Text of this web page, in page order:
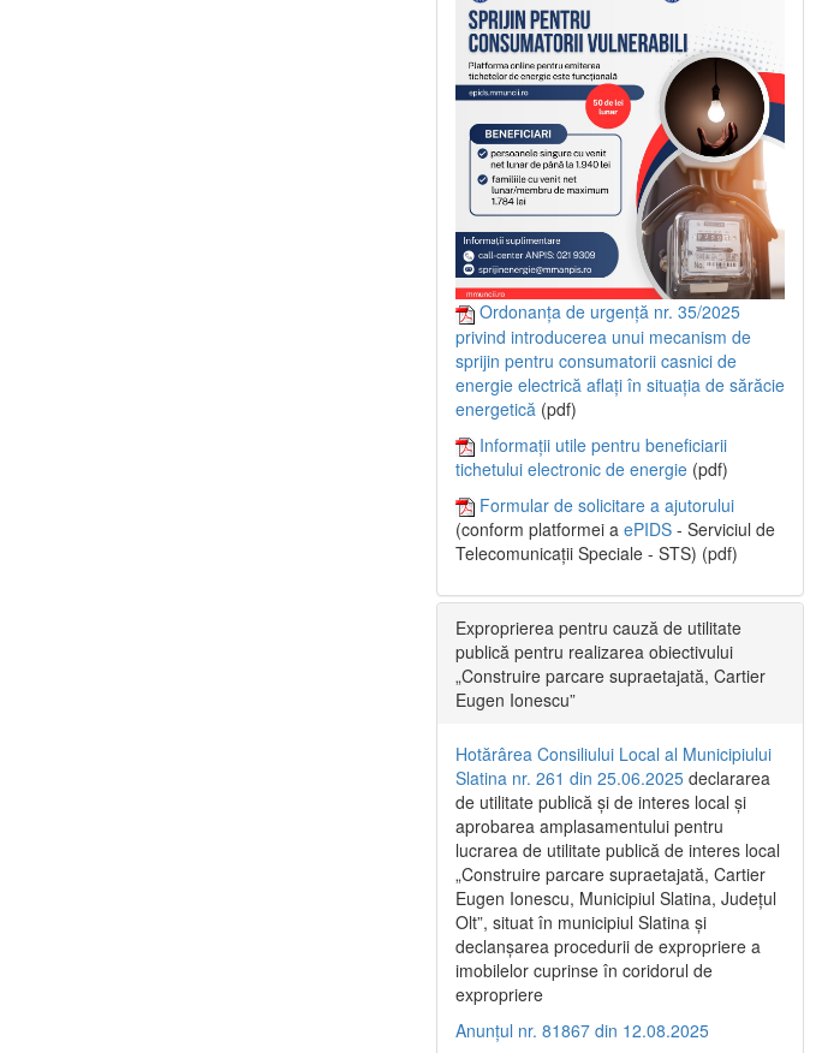
Ordonanța de urgență nr. 35/2025
privind introducerea unui mecanism de
sprijin pentru consumatorii casnici de
energie electrică aflați în situația de sărăcie
energetică (pdf)
Informații utile pentru beneficiarii
tichetului electronic de energie (pdf)
Formular de solicitare a ajutorului
(conform platformei a ePIDS - Serviciul de
Telecomunicații Speciale - STS) (pdf)
Exproprierea pentru cauză de utilitate
publică pentru realizarea obiectivului
„Construire parcare supraetajată, Cartier
Eugen Ionescu”
Hotărârea Consiliului Local al Municipiului
Slatina nr. 261 din 25.06.2025 declararea
de utilitate publică și de interes local și
aprobarea amplasamentului pentru
lucrarea de utilitate publică de interes local
„Construire parcare supraetajată, Cartier
Eugen Ionescu, Municipiul Slatina, Județul
Olt”, situat în municipiul Slatina și
declanșarea procedurii de expropriere a
imobilelor cuprinse în coridorul de
expropriere
Anunțul nr. 81867 din 12.08.2025